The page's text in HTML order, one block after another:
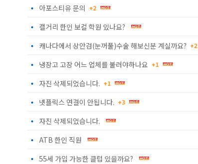
• 아포스티유 문의 +2
• 캘거리 한인 보컬 학원 있나요?
• 캐나다에서 상안검(눈꺼풀)수술 해보신분 계실까요? +2
• 냉장고 고장 어느 업체를 불러야하나요 +1
• 자진 삭제되었습니다. +1
• 넷플릭스 연결이 안됩니다. +3
• 자진 삭제되었습니다.
• ATB 한인 직원
• 55세 가입 가능한 클럽 있을까요?